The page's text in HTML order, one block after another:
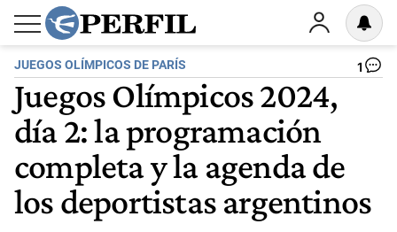
JUEGOS OLÍMPICOS DE PARÍS 1
Juegos Olímpicos 2024,
día 2: la programación
completa y la agenda de
los deportistas argentinos